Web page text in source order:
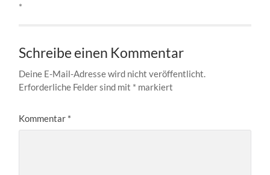
*
Schreibe einen Kommentar
Deine E-Mail-Adresse wird nicht veröffentlicht.
Erforderliche Felder sind mit * markiert
Kommentar *